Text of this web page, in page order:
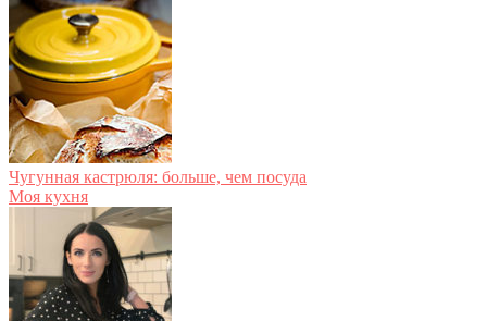
Чугунная кастрюля: больше, чем посуда
Моя кухня